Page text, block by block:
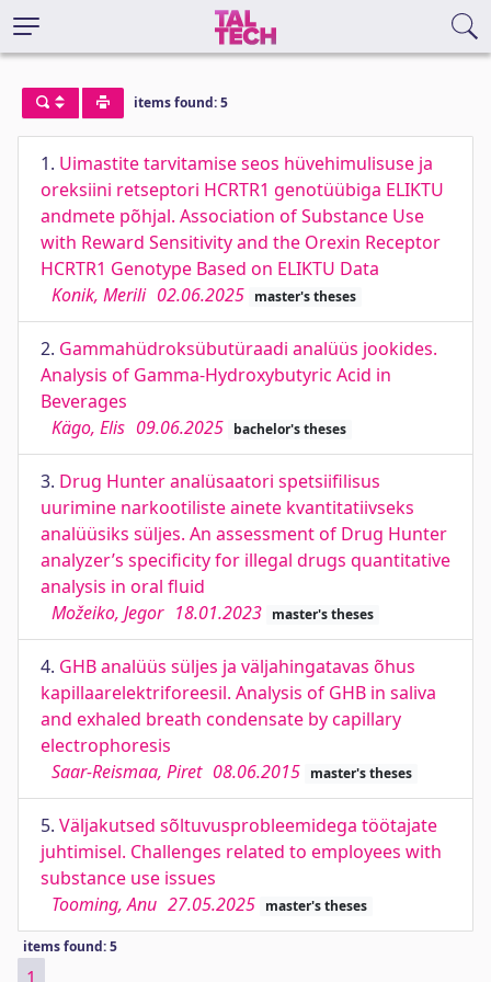
items found: 5
1. Uimastite tarvitamise seos hüvehimulisuse ja
oreksiini retseptori HCRTR1 genotüübiga ELIKTU
andmete põhjal. Association of Substance Use
with Reward Sensitivity and the Orexin Receptor
HCRTR1 Genotype Based on ELIKTU Data
Konik, Merili 02.06.2025 master's theses
2. Gammahüdroksübutüraadi analüüs jookides.
Analysis of Gamma-Hydroxybutyric Acid in
Beverages
Kägo, Elis 09.06.2025 bachelor's theses
3. Drug Hunter analüsaatori spetsiifilisus
uurimine narkootiliste ainete kvantitatiivseks
analüüsiks süljes. An assessment of Drug Hunter
analyzer’s specificity for illegal drugs quantitative
analysis in oral fluid
Možeiko, Jegor 18.01.2023 master's theses
4. GHB analüüs süljes ja väljahingatavas õhus
kapillaarelektriforeesil. Analysis of GHB in saliva
and exhaled breath condensate by capillary
electrophoresis
Saar-Reismaa, Piret 08.06.2015 master's theses
5. Väljakutsed sõltuvusprobleemidega töötajate
juhtimisel. Challenges related to employees with
substance use issues
Tooming, Anu 27.05.2025 master's theses
items found: 5